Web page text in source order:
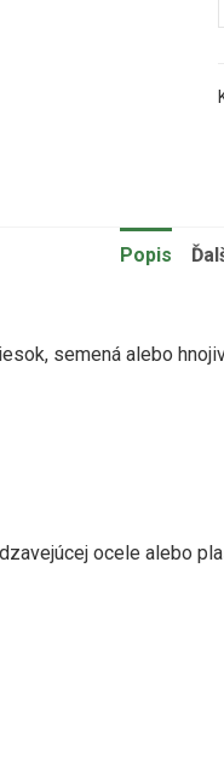
Popis
semená alebo
ocele alebo